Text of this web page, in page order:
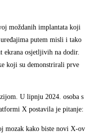
moždanih implantata koji
putem misli i tako
ekrana osjetljivih na dodir.
koji su demonstrirali prve
U lipnju 2024. osoba s
X postavila je pitanje:
mozak kako biste novi X-ov